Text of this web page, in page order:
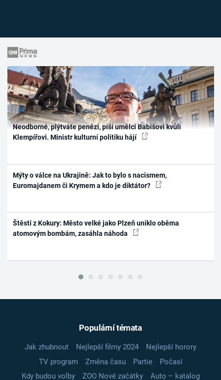
Neodborné, plýtváte penězi, píší umělci Babišovi kvůli
Klempířovi. Ministr kulturní politiku hájí
Mýty o válce na Ukrajině: Jak to bylo s nacismem,
Euromajdanem či Krymem a kdo je diktátor?
Štěstí z Kokury: Město velké jako Plzeň uniklo oběma
atomovým bombám, zasáhla náhoda
Populární témata
Jak zhubnout Nejlepší filmy 2024
Nejlepší horory
TV program
Změna času Partie
Počasí
Kdy budou volby
ZOO Nové začátky
Auto – katalog